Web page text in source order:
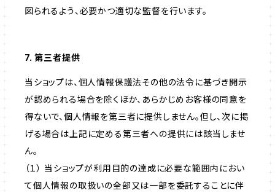
図られるよう、必要かつ適切な監督を行います。
7. 第三者提供
当ショップは、個人情報保護法その他の法令に基づき開示
が認められる場合を除くほか、あらかじめお客様の同意を
得ないで、個人情報を第三者に提供しません。但し、次に掲
げる場合は上記に定める第三者への提供には該当しませ
ん。
（１） 当ショップが利用目的の達成に必要な範囲内におい
て個人情報の取扱いの全部又は一部を委託することに伴